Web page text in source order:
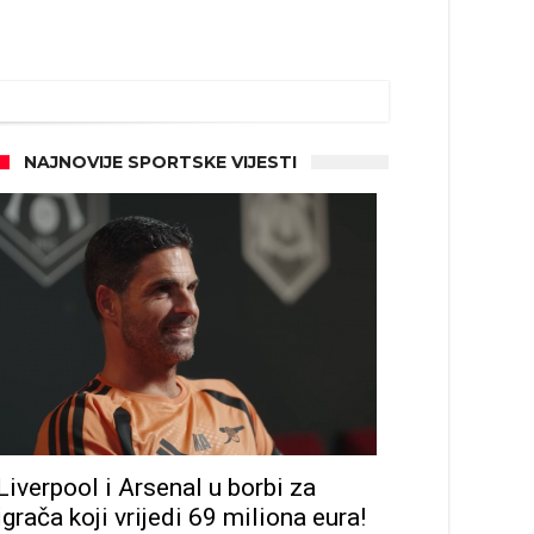
NAJNOVIJE SPORTSKE VIJESTI
i Arsenal u borbi za
koji vrijedi 69 miliona eura!